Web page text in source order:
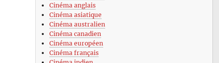
Cinéma anglais
Cinéma asiatique
Cinéma australien
Cinéma canadien
Cinéma européen
Cinéma français